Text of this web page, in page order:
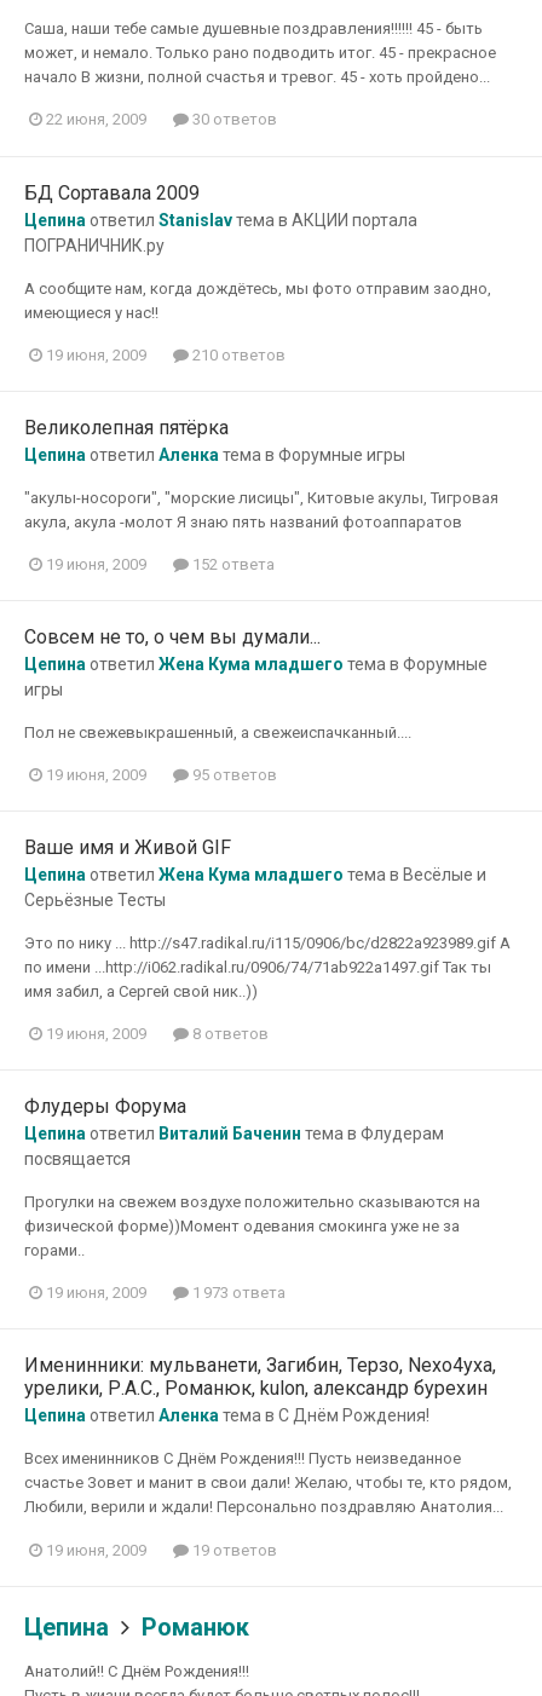
Саша, наши тебе самые душевные поздравления!!!!!! 45 - быть
может, и немало. Только рано подводить итог. 45 - прекрасное
начало В жизни, полной счастья и тревог. 45 - хоть пройдено...
22 июня, 2009 30 ответов
БД Сортавала 2009
Цепина ответил Stanislavтема в АКЦИИ портала
ПОГРАНИЧНИК.ру
А сообщите нам, когда дождётесь, мы фото отправим заодно,
имеющиеся у нас!!
19 июня, 2009 210 ответов
Великолепная пятёрка
Цепина ответил Аленка тема в Форумные игры
"акулы-носороги", "морские лисицы", Китовые акулы, Тигровая
акула, акула -молот Я знаю пять названий фотоаппаратов
19 июня, 2009 152 ответа
Совсем не то, о чем вы думали...
Цепина ответил Жена Кума младшего тема в Форумные
игры
Пол не свежевыкрашенный, а свежеиспачканный....
19 июня, 2009 95 ответов
Ваше имя и Живой GIF
Цепина ответил Жена Кума младшего тема в Весёлые и
Серьёзные Тесты
Это по нику ... http://s47.radikal.ru/i115/0906/bc/d2822a923989.gif А
по имени ...http://i062.radikal.ru/0906/74/71ab922a1497.gif Так ты
имя забил, а Сергей свой ник..))
19 июня, 2009 8 ответов
Флудеры Форума
Цепинаответил Виталий Баченин тема в Флудерам
посвящается
Прогулки на свежем воздухе положительно сказываются на
физической форме))Момент одевания смокинга уже не за
горами..
19 июня, 2009 1 973 ответа
Именинники: мульванети, Загибин, Терзо, Nexo4yxa,
урелики, Р.А.С., Романюк, kulon, александр бурехин
Цепинаответил Аленкатема в С Днём Рождения!
Всех именинников С Днём Рождения!!! Пусть неизведанное
счастье Зовет и манит в свои дали! Желаю, чтобы те, кто рядом,
Любили, верили и ждали! Персонально поздравляю Анатолия...
19 июня, 2009 19 ответов
Цепина Романюк
Анатолий!! С Днём Рождения!!!